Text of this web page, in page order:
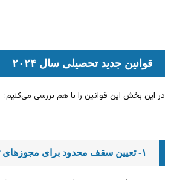
قوانین جدید تحصیلی سال ۲۰۲۴
در این بخش این قوانین را با هم بررسی می‌کنیم:
۱- تعیین سقف محدود برای مجوز‌های تحصیلی